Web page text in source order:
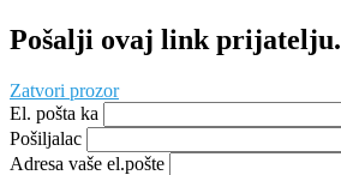
Pošalji ovaj link prijatelju.
Zatvori prozor
El. pošta ka
Pošiljalac
Adresa vaše el.pošte